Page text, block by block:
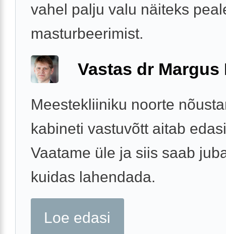
vahel palju valu näiteks
masturbeerimist.
Vastas dr Margus
Meestekliiniku noorte
kabineti vastuvõtt aitab
Vaatame üle ja siis saab
kuidas lahendada.
Loe edasi